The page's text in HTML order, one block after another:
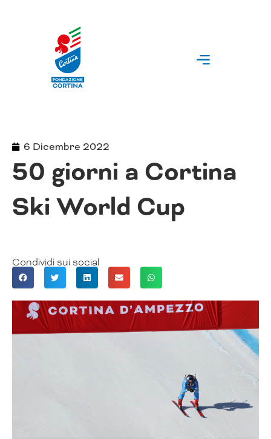
6 Dicembre 2022
50 giorni a Cortina
Ski World Cup
Condividi sui social